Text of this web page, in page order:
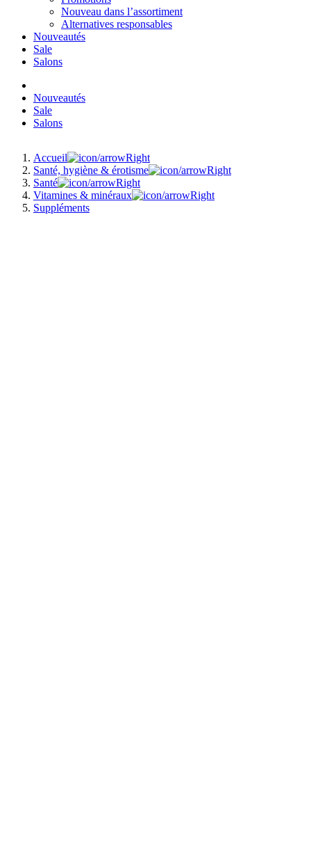
Nouveau dans l’assortiment
Alternatives responsables
Nouveautés
Sale
Salons
Nouveautés
Sale
Salons
Accueil
Santé, hygiène & érotisme
Santé
Vitamines & minéraux
Suppléments